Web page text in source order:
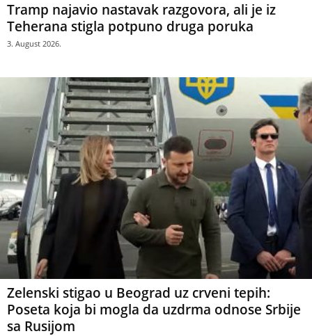
Tramp najavio nastavak razgovora, ali je iz
Teherana stigla potpuno druga poruka
3. August 2026.
Zelenski stigao u Beograd uz crveni tepih:
Poseta koja bi mogla da uzdrma odnose Srbije
sa Rusijom